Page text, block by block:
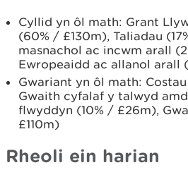
Cyllid yn ôl math: Grant
(60% / £130m), Taliadau
masnachol ac incwm arall
Ewropeaidd ac allanol arall
Gwariant yn ôl math:
Gwaith cyfalaf y talwyd
flwyddyn (10% / £26m),
£110m)
Rheoli ein harian